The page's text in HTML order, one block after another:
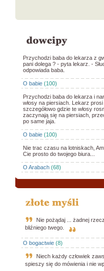
Przychodzi baba do lekarza z
pani dolega ? - pyta lekarz. -
odpowiada baba.
O babie (100)
Przychodzi baba do lekarza i
włosy na piersiach. Lekarz prosi
szczegółowo gdzie te włosy
zaczynają się na piersiach,
po same jaja.
O babie (100)
Nie trac czasu na lotniskach,
Cie prosto do twojego biura...
O Arabach (68)
Nie pożądaj ... żadnej
bliźniego twego.
O bogactwie (8)
Niech każdy człowiek
spieszy się do mówienia i nie